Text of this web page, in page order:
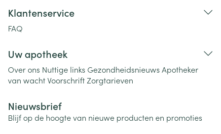
Klantenservice
FAQ
Uw apotheek
Over ons Nuttige links Gezondheidsnieuws Apotheker
van wachtVoorschriftZorgtarieven
Nieuwsbrief
Blijf op de hoogte van nieuwe producten en promoties